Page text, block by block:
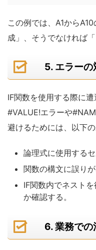
この例では、A1から
成」、そうでなければ
5. エラーの
IF関数を使用する際に遭
#VALUE!エラーや
避けるためには、以下
論理式に使用する
関数の構文に誤りが
IF関数内でネスト
か確認する。
6. 業務での